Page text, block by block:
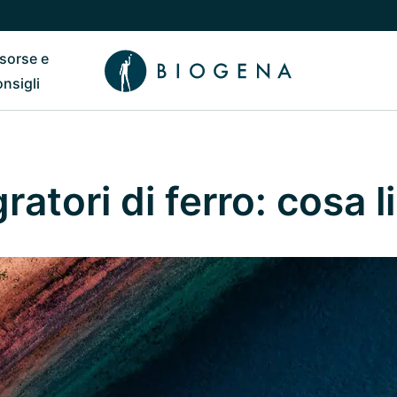
il sottomenu di Chi siamo
e
Riavvia il sottomenu di Risorse e consigli
di ferro: cosa